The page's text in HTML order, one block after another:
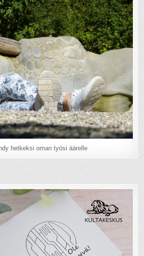
hetkeksi oman työsi äärelle